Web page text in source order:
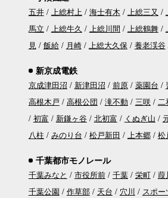
五井 上総村上 海士有木 上総三又
馬立
上総牛久 上総川間 上総鶴舞
見
飯給 月崎 上総大久保 養老渓谷
新京成電鉄
京成津田沼 新津田沼 前原 薬園台
高根木戸
高根公団 滝不動 三咲 二
初富
新鎌ヶ谷 北初富 くぬぎ山
八柱
みのり台 松戸新田 上本郷 松
千葉都市モノレール
千葉みなと 市役所前 千葉 栄町 葭
千葉公園
作草部 天台 穴川 スポ